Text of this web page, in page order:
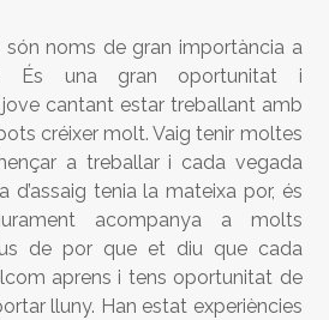
són noms de gran importància a
És una gran oportunitat i
cantant estar treballant amb
créixer molt. Vaig tenir moltes
a treballar i cada vegada
d’assaig tenia la mateixa por, és
acompanya a molts
de por que et diu que cada
aprens i tens oportunitat de
lluny. Han estat experiències